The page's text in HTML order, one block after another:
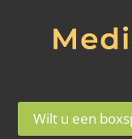
Wilt u een